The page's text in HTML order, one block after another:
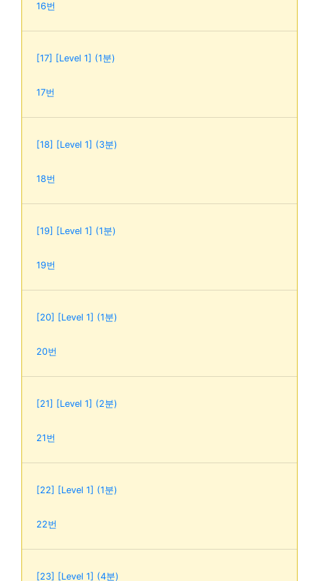
16번
[17] [Level 1] (1분)
17번
[18] [Level 1] (3분)
18번
[19] [Level 1] (1분)
19번
[20] [Level 1] (1분)
20번
[21] [Level 1] (2분)
21번
[22] [Level 1] (1분)
22번
[23] [Level 1] (4분)